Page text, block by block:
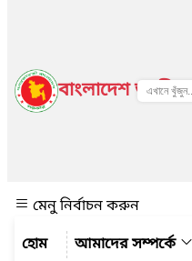
বাংলাদেশ জাতীয়
মেনু নির্বাচন করুন
আমাদের সম্পর্কে